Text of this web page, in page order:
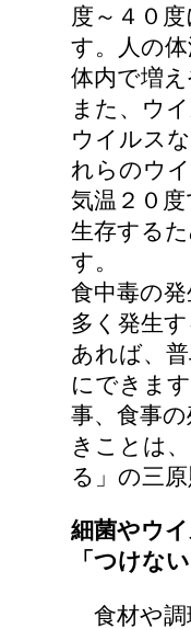
度～４０
す。人の
体内で増
また、ウ
ウイルス
れらのウ
気温２０
生存する
す。
食中毒の
多く発生
あれば、
にできま
事、食事
きことは
る」の三
細菌やウ
「つけな
食材や調